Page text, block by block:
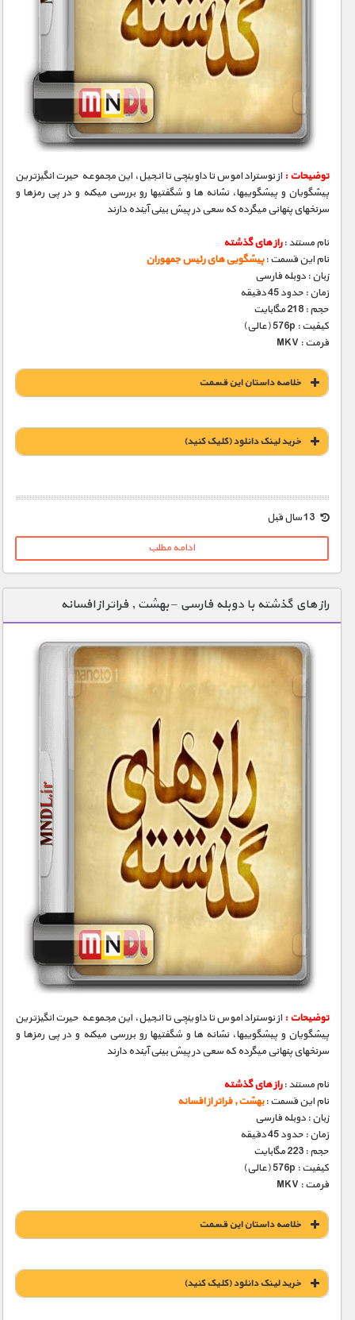
توضیحات :از نوستراداموس تا داوینچی تا انجیل، این مجموعه حیرت انگیزترین
پیشگویان و پیشگوییها، نشانه­ ها و شگفتیها رو بررسی میکنه و در پی رمزها و
سرنخهای پنهانی میگرده که سعی در پیش بینی آینده دارند
نام مستند :راز های گذشته
نام این قسمت :پیشگویی های رئیس جمهوران
زبان : دوبله فارسی
زمان : حدود 45 دقیقه
حجم : 218 مگابایت
کیفیت : 576p (عالی)
فرمت : MKV
خلاصه داستان این قسمت
خريد لينک دانلود (کليک کنيد)
1900 تومان – خريد لينک دانلود (افزودن به سبد خريد)
ادامه مطلب
راز های گذشته با دوبله فارسی – بهشت , فراتر از افسانه
توضیحات :از نوستراداموس تا داوینچی تا انجیل، این مجموعه حیرت انگیزترین
پیشگویان و پیشگوییها، نشانه­ ها و شگفتیها رو بررسی میکنه و در پی رمزها و
سرنخهای پنهانی میگرده که سعی در پیش بینی آینده دارند
نام مستند :راز های گذشته
نام این قسمت :بهشت , فراتر از افسانه
زبان : دوبله فارسی
زمان : حدود 45 دقیقه
حجم : 223 مگابایت
کیفیت : 576p (عالی)
فرمت : MKV
خلاصه داستان این قسمت
خريد لينک دانلود (کليک کنيد)